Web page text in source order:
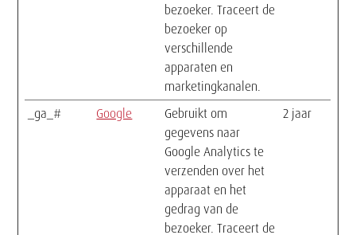
bezoeker. Traceert de
bezoeker op
verschillende
apparaten en
marketingkanalen.
_ga_# Google
Gebruikt om
gegevens naar
Google Analytics te
verzenden over het
apparaat en het
gedrag van de
bezoeker. Traceert de
2 jaar